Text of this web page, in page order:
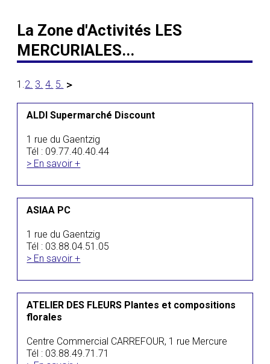
La Zone d'Activités LES
MERCURIALES...
1.2. 3. 4. 5.
ALDI Supermarché Discount
1 rue du Gaentzig
Tél : 09.77.40.40.44
> En savoir +
ASIAA PC
1 rue du Gaentzig
Tél : 03.88.04.51.05
> En savoir +
ATELIER DES FLEURS Plantes et compositions
florales
Centre Commercial CARREFOUR, 1 rue Mercure
Tél : 03.88.49.71.71